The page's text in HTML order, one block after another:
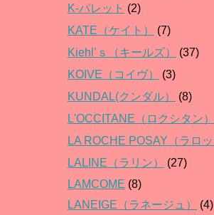
K-パレット (2)
KATE（ケイト）
(7)
Kiehl’ｓ（キールズ）
(37)
KOIVE（コイヴ）
(3)
KUNDAL(クンダル）
(8)
L'OCCITANE（ロクシタン）
LA ROCHE POSAY（ラロッ
LALINE（ラリン）
(27)
LAMCOME (8)
LANEIGE（ラネージュ）
(4)